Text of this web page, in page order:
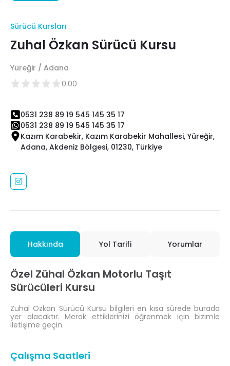
Sürücü Kursları
Zuhal Özkan Sürücü Kursu
Yüreğir / Adana
0.00
0531 238 89 19 545 145 35 17
0531 238 89 19 545 145 35 17
Kazım Karabekir, Kazım Karabekir Mahallesi, Yüreğir,
Adana, Akdeniz Bölgesi, 01230, Türkiye
Hakkında Yol Tarifi Yorumlar
Özel Zühal Özkan Motorlu Taşıt
Sürücüleri Kursu
Zuhal Özkan Sürücü Kursu bilgileri en kısa sürede burada
yer alacaktır. Merak ettiklerinizi öğrenmek için bizimle
iletişime geçin.
Çalışma Saatleri